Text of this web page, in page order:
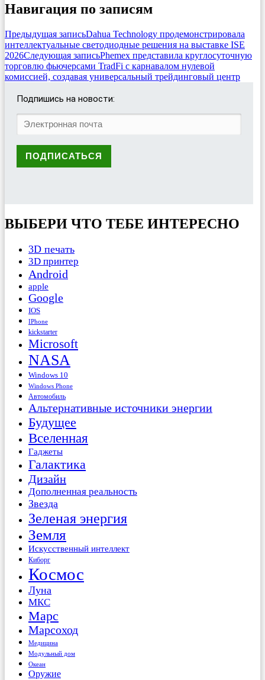
Навигация по записям
Предыдущая записьDahua Technology продемонстрировала
интеллектуальные светодиодные решения на выставке ISE
2026Следующая записьPhemex представила круглосуточную
торговлю фьючерсами TradFi с карнавалом нулевой
комиссией, создавая универсальный трейдинговый центр
Подпишись на новости:
ВЫБЕРИ ЧТО ТЕБЕ ИНТЕРЕСНО
3D печать
3D принтер
Android
apple
Google
IOS
IPhone
kickstarter
Microsoft
NASA
Windows 10
Windows Phone
Автомобиль
Альтернативные источники энергии
Будущее
Вселенная
Гаджеты
Галактика
Дизайн
Дополненная реальность
Звезда
Зеленая энергия
Земля
Искусственный интеллект
Киборг
Космос
Луна
МКС
Марс
Марсоход
Медицина
Модульный дом
Океан
Оружие